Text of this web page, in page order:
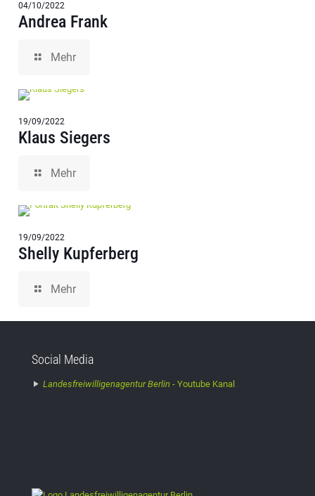
04/10/2022
Andrea Frank
Mehr
19/09/2022
Klaus Siegers
Mehr
19/09/2022
Shelly Kupferberg
Mehr
Social Media
Landesfreiwilligenagentur Berlin - Youtube Kanal